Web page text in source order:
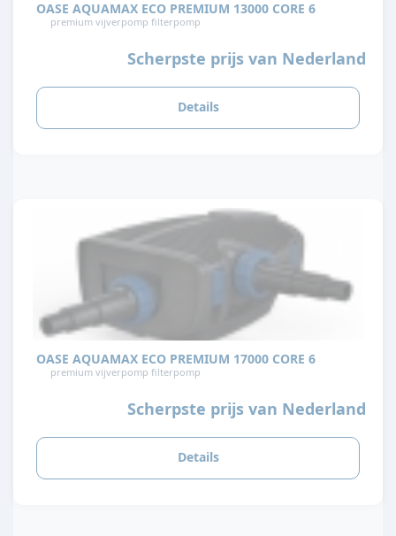
OASE AQUAMAX ECO PREMIUM 13000 CORE 6
premium vijverpomp filterpomp
Scherpste prijs van Nederland
Details
OASE AQUAMAX ECO PREMIUM 17000 CORE 6
premium vijverpomp filterpomp
Scherpste prijs van Nederland
Details